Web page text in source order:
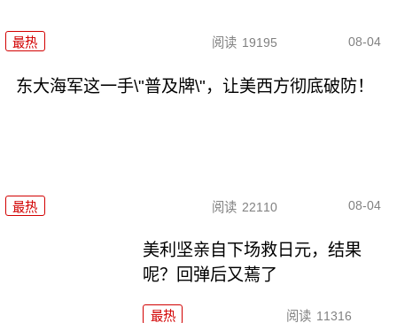
最热 阅读 19195 08-04
东大海军这一手\"普及牌\"，让美西方彻底破防！
最热 阅读 22110 08-04
美利坚亲自下场救日元，结果
呢？回弹后又蔫了
最热 阅读 11316